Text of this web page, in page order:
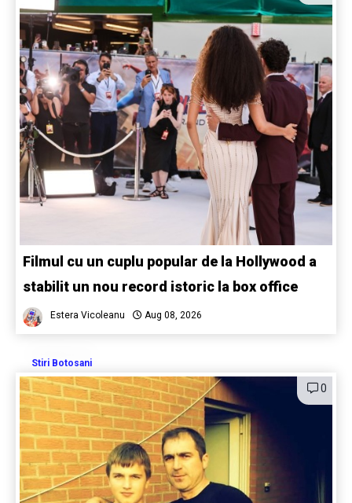
Filmul cu un cuplu popular de la Hollywood a
stabilit un nou record istoric la box office
Estera Vicoleanu Aug 08, 2026
Stiri Botosani
0